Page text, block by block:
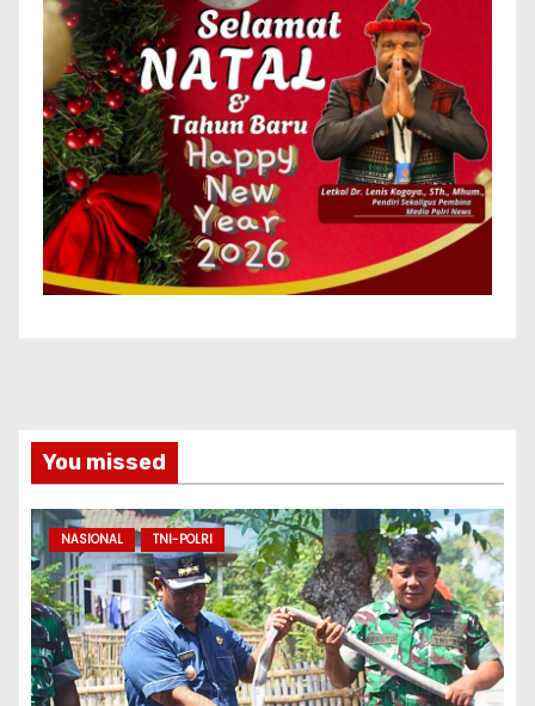
You missed
NASIONAL TNI-POLRI